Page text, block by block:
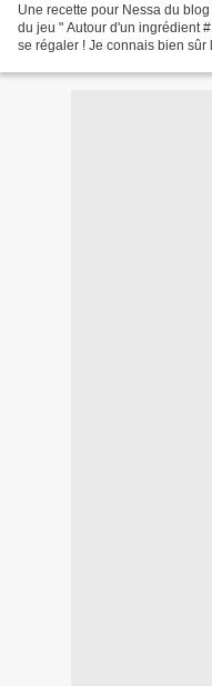
Une recette pour Nessa du
du jeu " Autour d'un ingrédient
se régaler ! Je connais bien